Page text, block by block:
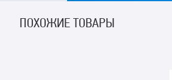
ПОХОЖИЕ ТОВАРЫ